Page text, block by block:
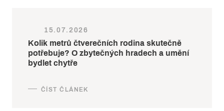
15.07.2026
Kolik metrů čtverečních rodina skutečně
potřebuje? O zbytečných hradech a umění
bydlet chytře